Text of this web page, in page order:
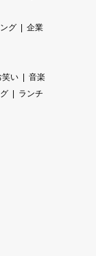
グ
企業
笑い
音楽
ランチ